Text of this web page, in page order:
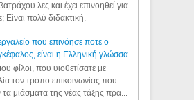
λες και έχει επινοηθεί για
Είναι πολύ διδακτική.
που επινόησε ποτε ο
είναι η Ελληνική γλώσσα.
φίλοι, που υιοθετίσατε με
τον τρόπο επικοινωνίας που
μιάσματα της νέας τάξης πρα...